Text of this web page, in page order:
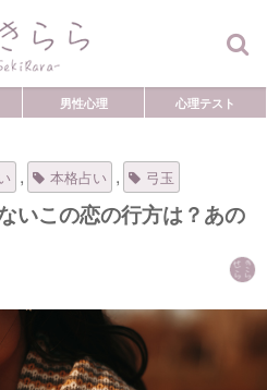
男性心理 心理テスト
, 本格占い , 弓玉
いこの恋の行方は？あの